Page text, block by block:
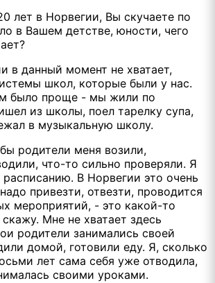
лет в Норвегии, Вы скучаете по
в Вашем детстве, юности, чего
в данный момент не хватает,
школ, которые были у нас.
было проще - мы жили по
из школы, поел тарелку супа,
в музыкальную школу.
родители меня возили,
что-то сильно проверяли. Я
В Норвегии это очень
привезти, отвезти, проводится
мероприятий, - это какой-то
Мне не хватает здесь
родители занимались своей
домой, готовили еду. Я, сколько
лет сама себя уже отводила,
своими уроками.